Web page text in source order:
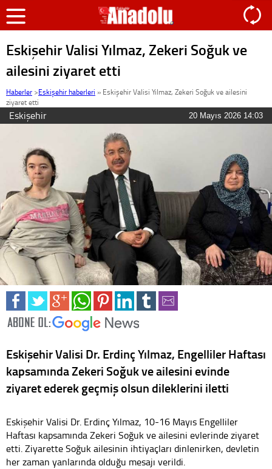
Eskişehir Valisi Yılmaz, Zekeri Soğuk ve
ailesini ziyaret etti
Haberler >Eskişehir haberleri » Eskişehir Valisi Yılmaz, Zekeri Soğuk ve ailesini
ziyaret etti
Eskişehir 20 Mayıs 2026 14:03
Eskişehir Valisi Dr. Erdinç Yılmaz, Engelliler Haftası
kapsamında Zekeri Soğuk ve ailesini evinde
ziyaret ederek geçmiş olsun dileklerini iletti
Eskişehir Valisi Dr. Erdinç Yılmaz, 10-16 Mayıs Engelliler
Haftası kapsamında Zekeri Soğuk ve ailesini evlerinde ziyaret
etti. Ziyarette Soğuk ailesinin ihtiyaçları dinlenirken, devletin
her zaman yanlarında olduğu mesajı verildi.